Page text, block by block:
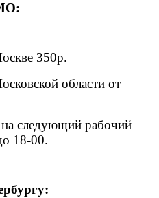
350р.
области от
на следующий рабочий
18-00.